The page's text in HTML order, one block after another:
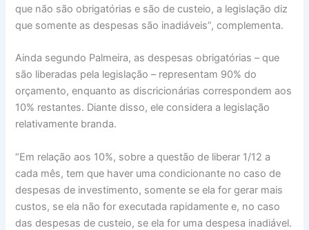
que não são obrigatórias e são de custeio, a legislação diz
que somente as despesas são inadiáveis”, complementa.
Ainda segundo Palmeira, as despesas obrigatórias – que
são liberadas pela legislação – representam 90% do
orçamento, enquanto as discricionárias correspondem aos
10% restantes. Diante disso, ele considera a legislação
relativamente branda.
“Em relação aos 10%, sobre a questão de liberar 1/12 a
cada mês, tem que haver uma condicionante no caso de
despesas de investimento, somente se ela for gerar mais
custos, se ela não for executada rapidamente e, no caso
das despesas de custeio, se ela for uma despesa inadiável.